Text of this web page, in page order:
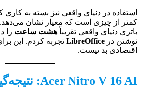
استفاده در دنیای واقعی نیز بسته به کاری
کمتر از چیزی است که معیار نشان می‌دهد.
باتری دنیای واقعی تقریباً هشت ساعت را
نوشتن در LibreOffice تجربه کردم. این
اقتصادی بد نیست.
Acer Nitro V 16 AI: نتیجه‌گیری